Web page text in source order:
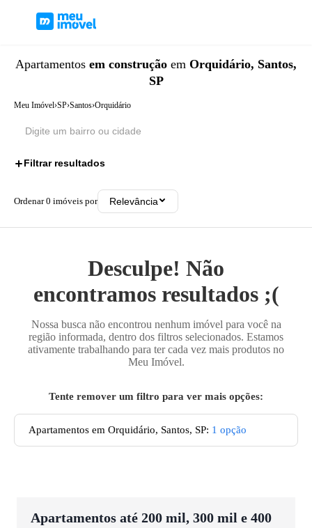
Apartamentos em construção em Orquidário, Santos,
SP
Meu Imóvel›SP›Santos›Orquidário
Filtrar resultados
Ordenar0 imóveis por Relevância
Desculpe! Não
encontramos resultados ;(
Nossa busca não encontrou nenhum imóvel para você na
região informada, dentro dos filtros selecionados. Estamos
ativamente trabalhando para ter cada vez mais produtos no
Meu Imóvel.
Tente remover um filtro para ver mais opções:
Apartamentos em Orquidário, Santos, SP: 1 opção
Apartamentos até 200 mil, 300 mil e 400